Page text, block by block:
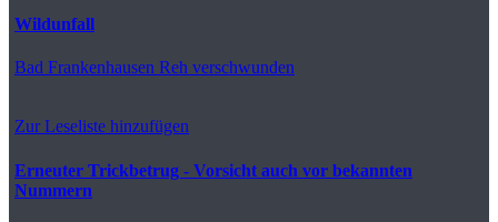
Wildunfall
Bad Frankenhausen Reh verschwunden
Zur Leseliste hinzufügen
Erneuter Trickbetrug - Vorsicht auch vor bekannten
Nummern